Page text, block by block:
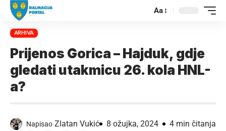
Aa
ARHIVA
Prijenos Gorica – Hajduk, gdje
gledati utakmicu 26. kola HNL-
a?
Napisao Zlatan Vukić 8 ožujka, 2024 4 min čitanja